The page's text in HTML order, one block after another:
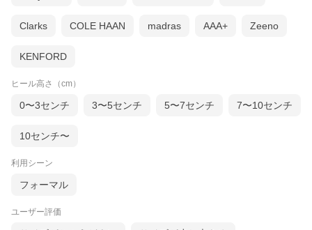
Clarks COLE HAAN madras AAA+ Zeeno
KENFORD
ヒール高さ（cm）
0〜3センチ 3〜5センチ 5〜7センチ 7〜10センチ
10センチ〜
利用シーン
フォーマル
ユーザー評価